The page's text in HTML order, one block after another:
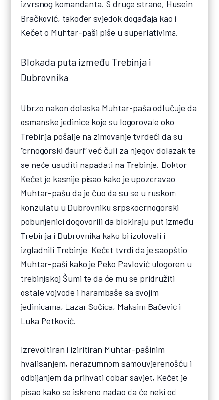
izvrsnog komandanta. S druge strane, Husein
Bračković, također svjedok događaja kao i
Kečet o Muhtar-paši piše u superlativima.
Blokada puta između Trebinja i
Dubrovnika
Ubrzo nakon dolaska Muhtar-paša odlučuje da
osmanske jedinice koje su logorovale oko
Trebinja pošalje na zimovanje tvrdeći da su
“crnogorski đauri” već čuli za njegov dolazak te
se neće usuditi napadati na Trebinje. Doktor
Kečet je kasnije pisao kako je upozoravao
Muhtar-pašu da je čuo da su se u ruskom
konzulatu u Dubrovniku srpskocrnogorski
pobunjenici dogovorili da blokiraju put između
Trebinja i Dubrovnika kako bi izolovali i
izgladnili Trebinje. Kečet tvrdi da je saopštio
Muhtar-paši kako je Peko Pavlović ulogoren u
trebinjskoj Šumi te da će mu se pridružiti
ostale vojvode i harambaše sa svojim
jedinicama, Lazar Sočica, Maksim Bačević i
Luka Petković.
Izrevoltiran i iziritiran Muhtar-pašinim
hvalisanjem, nerazumnom samouvjerenošću i
odbijanjem da prihvati dobar savjet, Kečet je
pisao kako se iskreno nadao da će neki od